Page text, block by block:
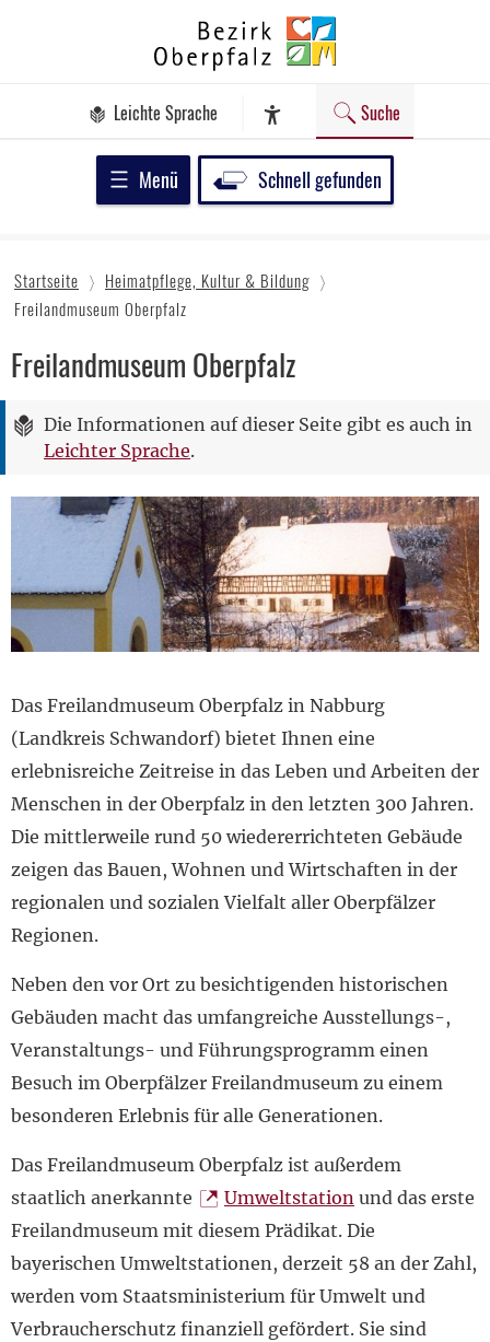
Bezirk
Oberpfalz
Leichte Sprache
Assistenz-Software
Suche
Menü Schnell gefunden
Startseite
Heimatpflege, Kultur & Bildung
Freilandmuseum Oberpfalz
Freilandmuseum Oberpfalz
Die Informationen auf dieser Seite gibt es auch in
Leichter Sprache.
Das Freilandmuseum Oberpfalz in Nabburg
(Landkreis Schwandorf) bietet Ihnen eine
erlebnisreiche Zeitreise in das Leben und Arbeiten der
Menschen in der Oberpfalz in den letzten 300 Jahren.
Die mittlerweile rund 50 wiedererrichteten Gebäude
zeigen das Bauen, Wohnen und Wirtschaften in der
regionalen und sozialen Vielfalt aller Oberpfälzer
Regionen.
Neben den vor Ort zu besichtigenden historischen
Gebäuden macht das umfangreiche Ausstellungs-,
Veranstaltungs- und Führungsprogramm einen
Besuch im Oberpfälzer Freilandmuseum zu einem
besonderen Erlebnis für alle Generationen.
Das Freilandmuseum Oberpfalz ist außerdem
staatlich anerkannte
Umweltstation und das erste
Freilandmuseum mit diesem Prädikat. Die
bayerischen Umweltstationen, derzeit 58 an der Zahl,
werden vom Staatsministerium für Umwelt und
Verbraucherschutz finanziell gefördert. Sie sind